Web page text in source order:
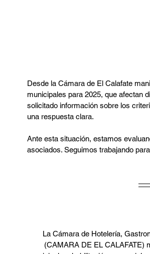
Desde la Cámara de El Calafate
municipales para 2025, que afectan
solicitado información sobre los
una respuesta clara.
Ante esta situación, estamos
asociados. Seguimos trabajando
La Cámara de Hotelería,
(CAMARA DE EL CALAFATE)